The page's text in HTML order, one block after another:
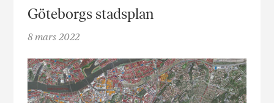
Göteborgs stadsplan
8 mars 2022